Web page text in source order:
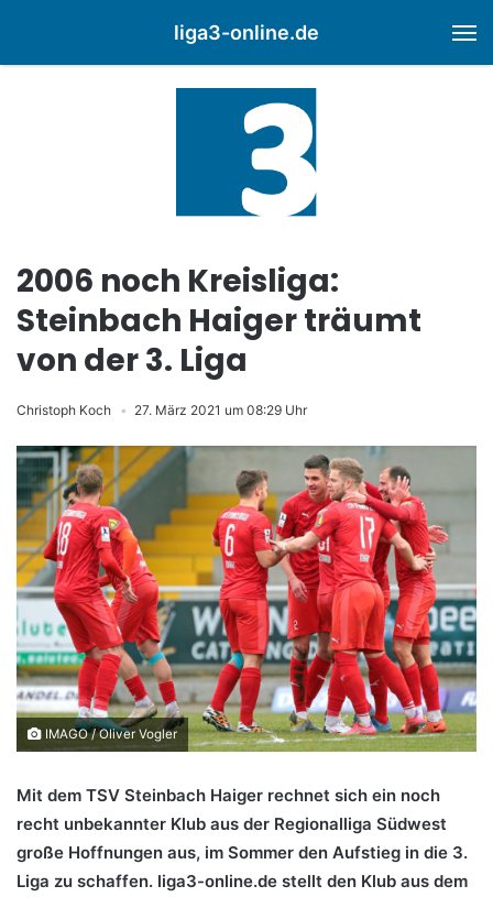
liga3-online.de
2006 noch Kreisliga:
Steinbach Haiger träumt
von der 3. Liga
Christoph Koch 27. März 2021 um 08:29 Uhr
IMAGO / Oliver Vogler
Mit dem TSV Steinbach Haiger rechnet sich ein noch
recht unbekannter Klub aus der Regionalliga Südwest
große Hoffnungen aus, im Sommer den Aufstieg in die 3.
Liga zu schaffen. liga3-online.de stellt den Klub aus dem